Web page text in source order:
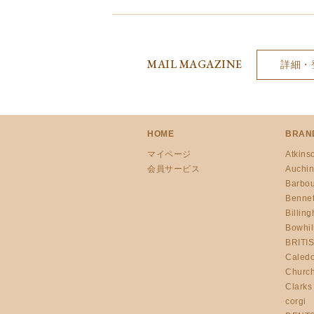
MAIL MAGAZINE 詳細・
HOME
マイページ
会員サービス
Clarks
corgi